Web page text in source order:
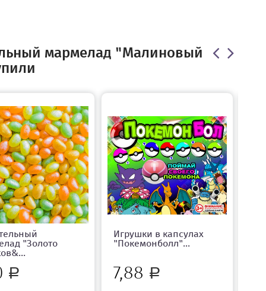
мармелад "Малиновый
"Золото
Р
Игрушки в капсулах
"Покемонболл"...
7,88 Р